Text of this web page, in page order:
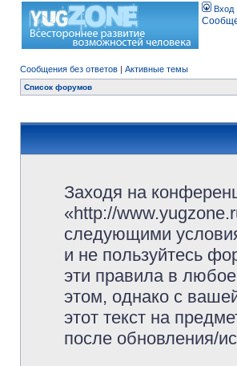
Вход
Сообщения без ответов | Активные темы
Список форумов
Заходя на
«http://
следующими
и не пользуйтесь
эти правила в
этом, однако с
этот текст на
после обновления/